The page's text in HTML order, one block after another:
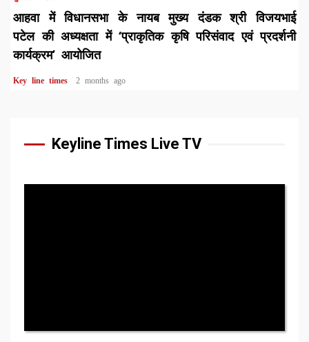
आहवा में विधानसभा के नायब मुख्य दंडक श्री विजयभाई
पटेल की अध्यक्षता में ‘प्राकृतिक कृषि परिसंवाद एवं प्रदर्शनी
कार्यक्रम’ आयोजित
Key line times 2 months ago
Keyline Times Live TV